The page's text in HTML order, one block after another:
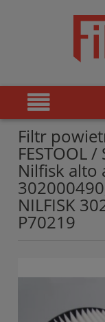
Filtr
FESTOOL
Nilfisk alto
NILFISK
P70219